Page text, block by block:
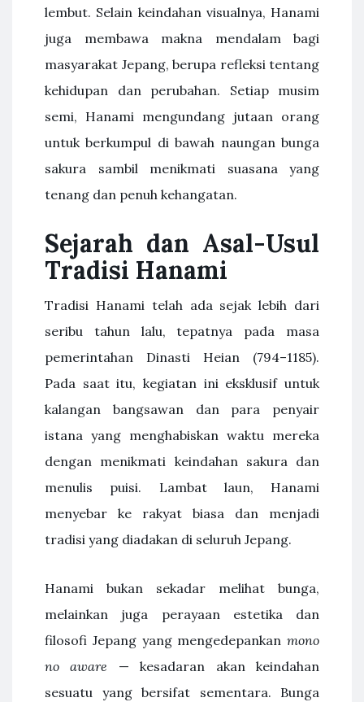
lembut. Selain keindahan visualnya, Hanami
juga membawa makna mendalam bagi
masyarakat Jepang, berupa refleksi tentang
kehidupan dan perubahan. Setiap musim
semi, Hanami mengundang jutaan orang
untuk berkumpul di bawah naungan bunga
sakura sambil menikmati suasana yang
tenang dan penuh kehangatan.
Sejarah dan Asal-Usul
Tradisi Hanami
Tradisi Hanami telah ada sejak lebih dari
seribu tahun lalu, tepatnya pada masa
pemerintahan Dinasti Heian (794–1185).
Pada saat itu, kegiatan ini eksklusif untuk
kalangan bangsawan dan para penyair
istana yang menghabiskan waktu mereka
dengan menikmati keindahan sakura dan
menulis puisi. Lambat laun, Hanami
menyebar ke rakyat biasa dan menjadi
tradisi yang diadakan di seluruh Jepang.
Hanami bukan sekadar melihat bunga,
melainkan juga perayaan estetika dan
filosofi Jepang yang mengedepankan mono
no aware — kesadaran akan keindahan
sesuatu yang bersifat sementara. Bunga